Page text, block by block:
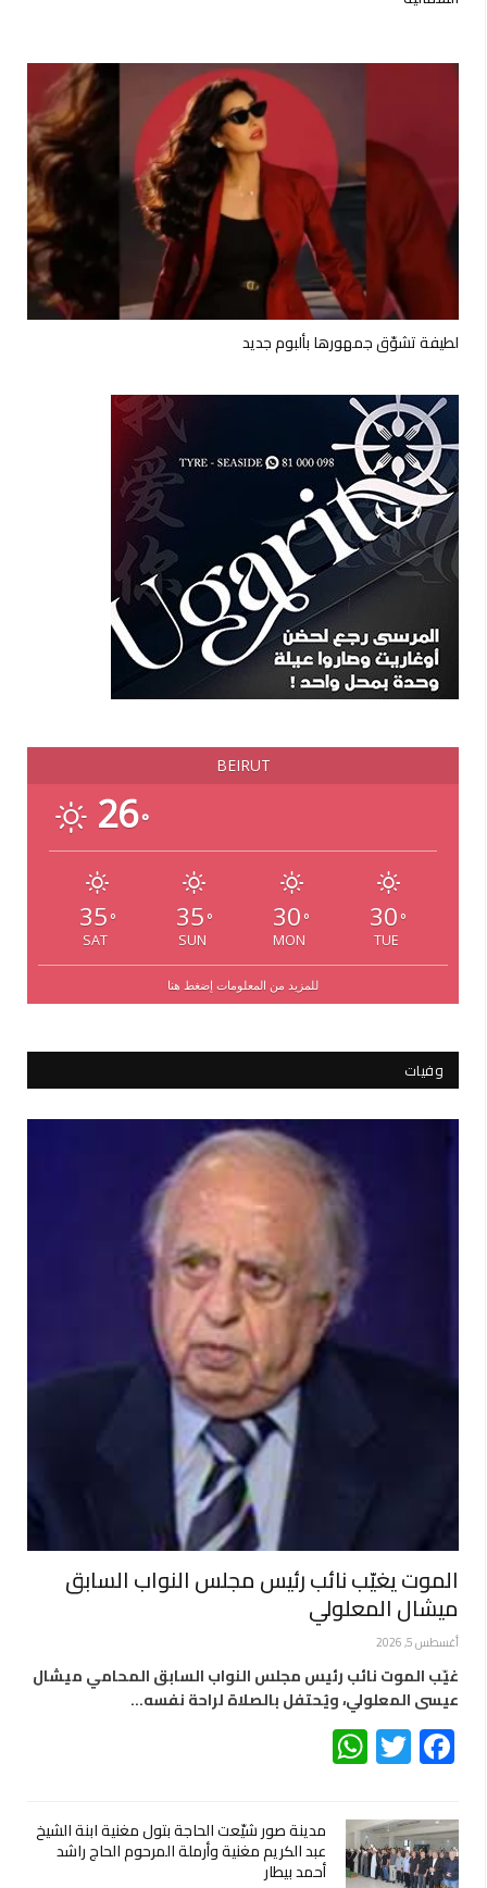
لطيفة تشوّق جمهورها بألبوم جديد
BEIRUT
26°
35 °
SAT
35 °
SUN
30 °
MON
30 °
TUE
للمزيد من المعلومات إضغط هنا
وفيات
الموت يغيّب نائب رئيس مجلس النواب السابق
ميشال المعلولي
أغسطس 5, 2026
غيّب الموت نائب رئيس مجلس النواب السابق المحامي ميشال
عيسى المعلولي، ويُحتفل بالصلاة لراحة نفسه…
Facebook
Twitter
مدينة صور شيّعت الحاجة بتول مغنية ابنة الشيخ
عبد الكريم مغنية وأرملة المرحوم الحاج راشد
أحمد بيطار